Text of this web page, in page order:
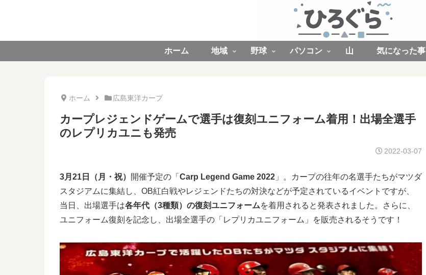
ホーム 地域 野球 パソコン 山 気になった事
ホーム 広島東洋カープ
カープレジェンドゲームで選手は復刻ユニフォーム着用！出場全選手
のレプリカユニも発売
2022-03-07
3月21日（月・祝） 開催予定の「 Carp Legend Game 2022 」。カープの往年の名選手たちがマツダ
スタジアムに集結し、OB紅白戦やレジェンドたちの対決などが予定されているイベントですが、
当日、出場選手は各年代（3種類）の復刻ユニフォームを着用されると発表されました。さらに、
ユニフォーム復刻を記念し、出場全選手の「レプリカユニフォーム」を販売されるそうです！